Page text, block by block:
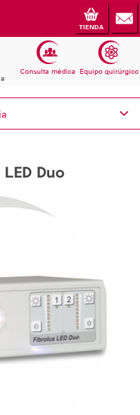
TIENDA
Consulta médica Equipo quirúrgico
Duo